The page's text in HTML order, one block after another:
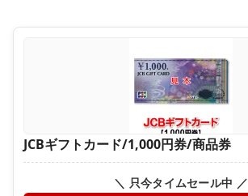
JCBギフトカード/1,000円券/商品券
＼ 只今タイムセール中 ／